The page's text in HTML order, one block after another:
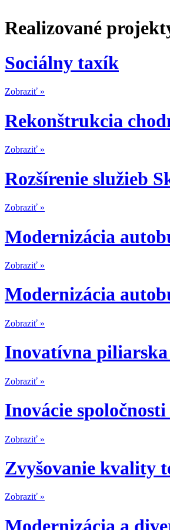
Realizované
Sociálny taxík
Zobraziť »
Rekonštrukcia
Zobraziť »
Rozšírenie služieb
Zobraziť »
Modernizácia
Zobraziť »
Modernizácia
Zobraziť »
Inovatívna
Zobraziť »
Inovácie
Zobraziť »
Zvyšovanie kvality
Zobraziť »